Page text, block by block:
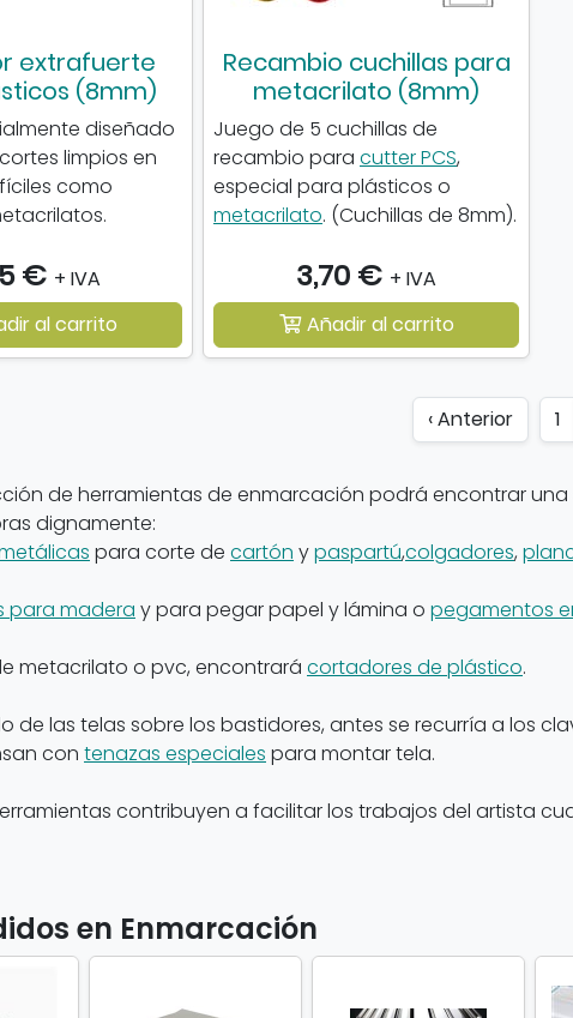
extrafuerte
(8mm)
diseñado
limpios en
como
€ + IVA
al carrito
Recambio cuchillas para
metacrilato (8mm)
Juego de 5 cuchillas de
recambio para cutter PCS,
especial para plásticos o
metacrilato. (Cuchillas de 8mm).
3,70 € + IVA
Añadir al carrito
‹ Anterior 1
de herramientas de enmarcación podrá encontrar
dignamente:
para corte de cartón ypaspartú,colgadores,
para madera y para pegar papel y lámina o pegamentos
metacrilato o pvc, encontrará cortadores de plástico.
de las telas sobre los bastidores, antes se recurría a los
con tenazas especiales para montar tela.
contribuyen a facilitar los trabajos del artista
en Enmarcación